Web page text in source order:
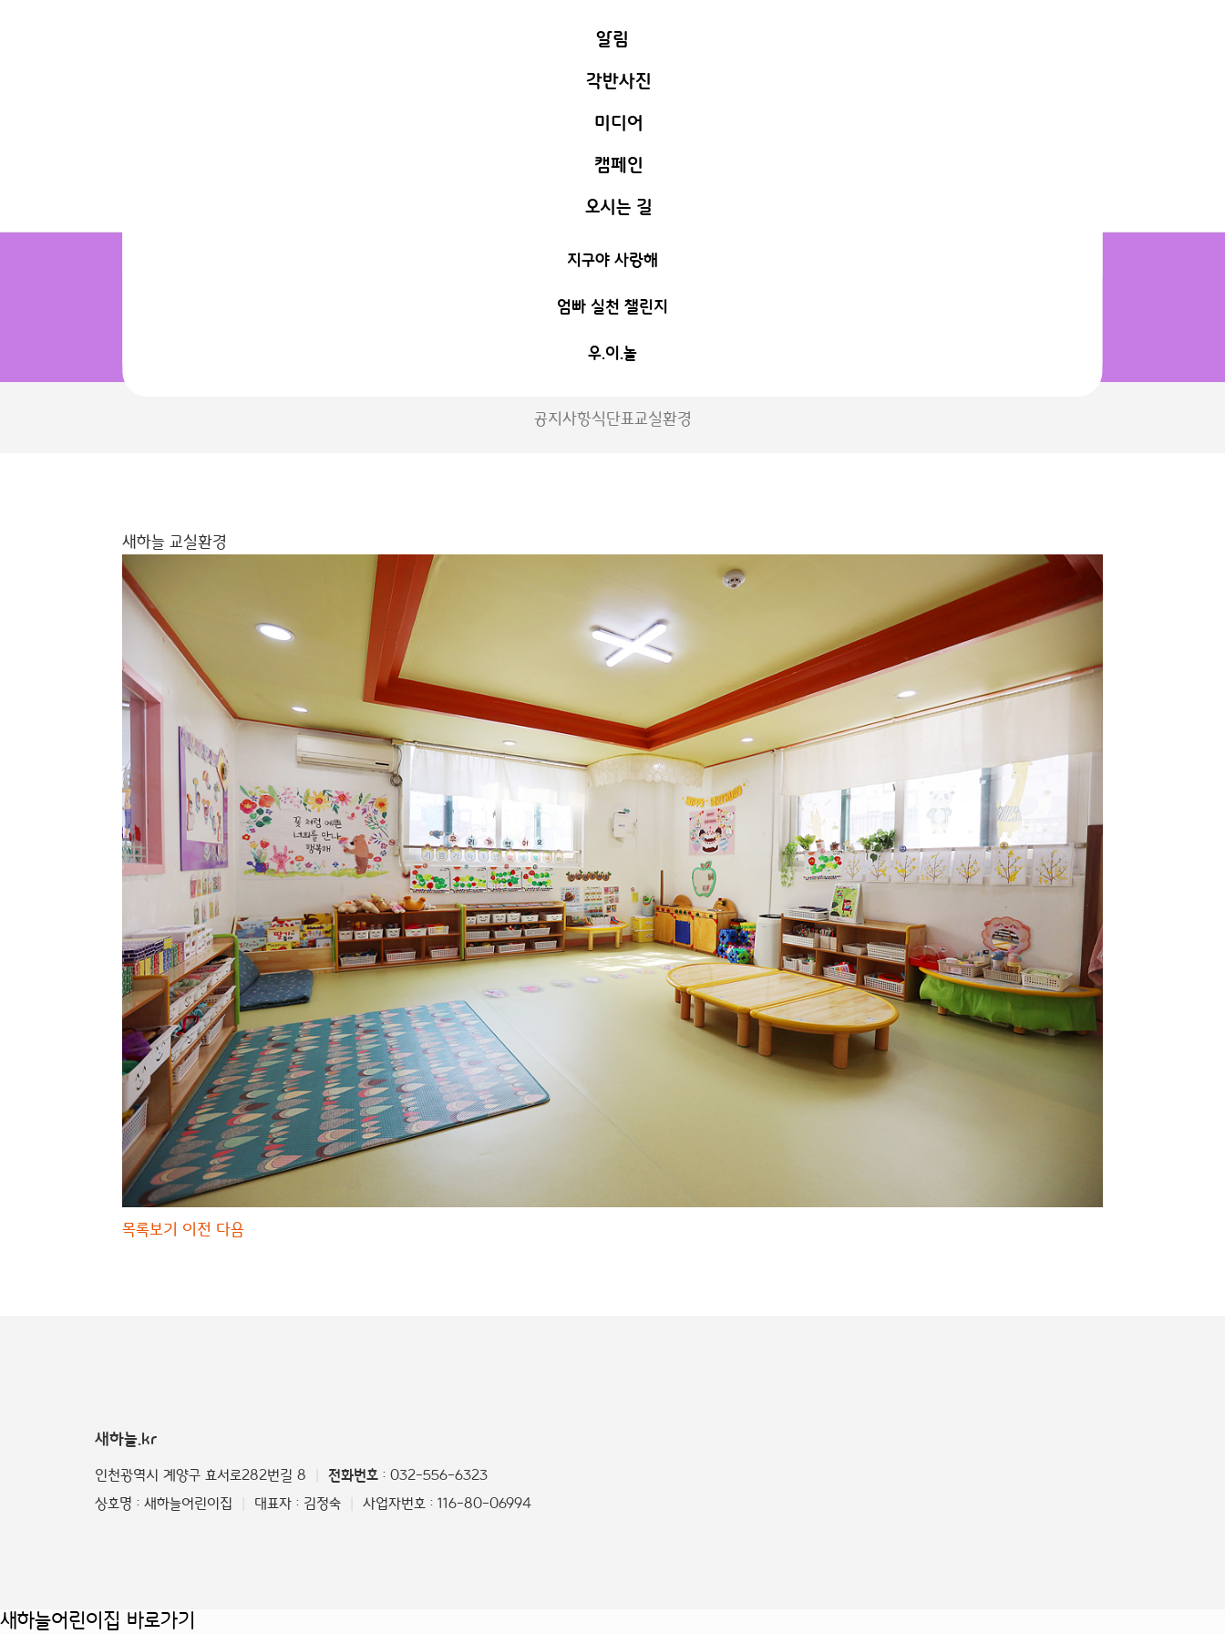
알림
안내사항
교실환경
식단표
각반사진
소망가득C
사랑가득C
기쁨가득
지혜가득C
창의가득C
누리가득
미디어
새하늘 활동
우리들의 행사
부모멘토 정쑥쌤
캠페인
극복해요 코로나
지구야 사랑해
엄빠 실천 챌린지
우.이.놀
오시는 길
교실환경
공지사항식단표교실환경
새하늘 교실환경
목록보기 이전 다음
새하늘.kr
인천광역시 계양구 효서로282번길 8 전화번호 : 032-556-6323
상호명 : 새하늘어린이집
대표자 : 김정숙 사업자번호 : 116-80-06994
새하늘어린이집 바로가기